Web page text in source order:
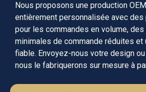
Nous proposons une production
entièrement personnalisée avec
pour les commandes en volume,
minimales de commande réduites et
fiable. Envoyez-nous votre design
nous le fabriquerons sur mesure à